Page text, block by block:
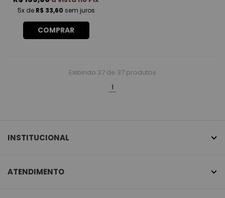
5xde R$ 33,60 sem juros
COMPRAR
Exibindo 37 de 37 produtos
1
INSTITUCIONAL
ATENDIMENTO